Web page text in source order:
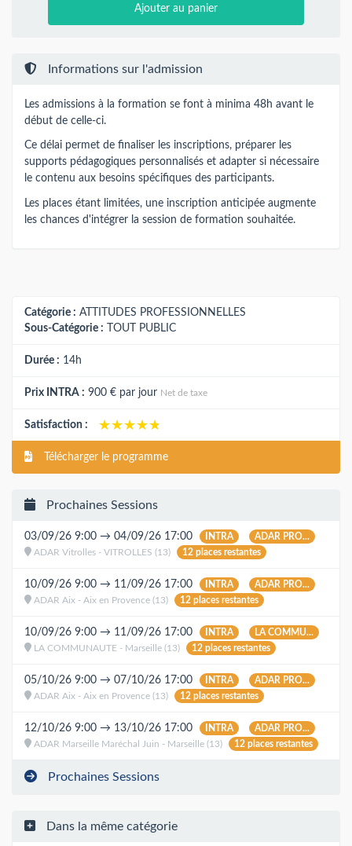
Ajouter au panier
Informations sur l'admission
Les admissions à la formation se font à minima 48h avant le
début de celle-ci.
Ce délai permet de finaliser les inscriptions, préparer les
supports pédagogiques personnalisés et adapter si nécessaire
le contenu aux besoins spécifiques des participants.
Les places étant limitées, une inscription anticipée augmente
les chances d'intégrer la session de formation souhaitée.
Catégorie : ATTITUDES PROFESSIONNELLES
Sous-Catégorie :
TOUT PUBLIC
Durée : 14h
Prix INTRA : 900 € par jour Net de taxe
Satisfaction : ★★★★★
★★★★★
Télécharger le programme
Prochaines Sessions
03/09/26 9:00 → 04/09/26 17:00 INTRA
ADAR PRO...
ADAR Vitrolles - VITROLLES (13)
12 places restantes
10/09/26 9:00 → 11/09/26 17:00 INTRA
ADAR PRO...
ADAR Aix - Aix en Provence (13)
12 places restantes
10/09/26 9:00 → 11/09/26 17:00 INTRA
LA COMMU...
LA COMMUNAUTE - Marseille (13)
12 places restantes
05/10/26 9:00 → 07/10/26 17:00 INTRA
ADAR PRO...
ADAR Aix - Aix en Provence (13)
12 places restantes
12/10/26 9:00 → 13/10/26 17:00 INTRA
ADAR PRO...
ADAR Marseille Maréchal Juin - Marseille (13)
12 places restantes
Prochaines Sessions
Dans la même catégorie